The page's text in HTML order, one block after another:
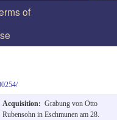
of
Acquisition: Grabung von Otto
Rubensohn in Eschmunen am 28.